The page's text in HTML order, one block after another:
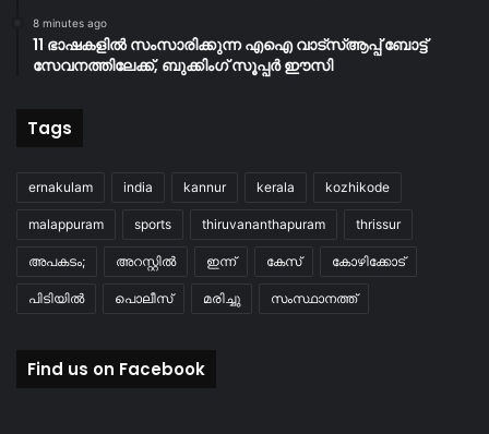
8 minutes ago
11 ഭാഷകളിൽ സംസാരിക്കുന്ന എഐ വാട്‌സ്ആപ്പ് ബോട്ട്
സേവനത്തിലേക്ക്, ബുക്കിംഗ് സൂപ്പർ ഈസി
Tags
ernakulam india kannur kerala kozhikode
malappuram sports thiruvananthapuram thrissur
അപകടം; അറസ്റ്റിൽ ഇന്ന് കേസ് കോഴിക്കോട്
പിടിയിൽ പൊലീസ് മരിച്ചു സംസ്ഥാനത്ത്
Find us on Facebook